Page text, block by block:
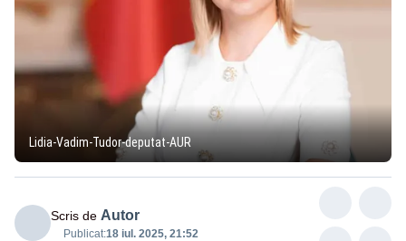
Lidia-Vadim-Tudor-deputat-AUR
Scris de Autor
Publicat:18 iul. 2025, 21:52